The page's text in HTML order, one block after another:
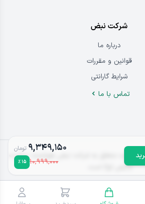
۹,۳۴۹,۱۵۰ تومان
۱۰,۹۹۹,۰۰۰ ۱۵ ٪
شرکت نبض
درباره‌ ما
قوانین و مقررات
شرایط گارانتی
تماس ‌با‌ ما
وبسایت متعلق به شرکت نبض هوشمند سلامت
(نبض آوا) است.